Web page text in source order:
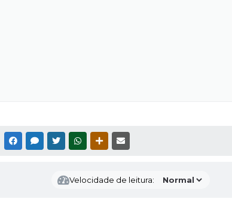
FACEBOOKMESSENGER
TWITTERWHATSAPPOUTRAS MÍDIAS
Velocidade de leitura: